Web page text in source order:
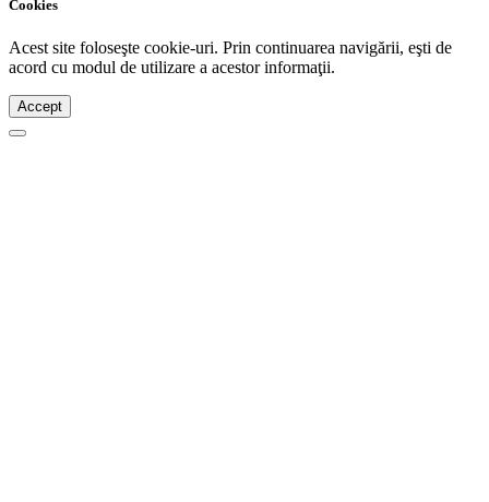
Cookies
Acest site foloseşte cookie-uri. Prin continuarea navigării, eşti de
acord cu modul de utilizare a acestor informaţii.
Accept